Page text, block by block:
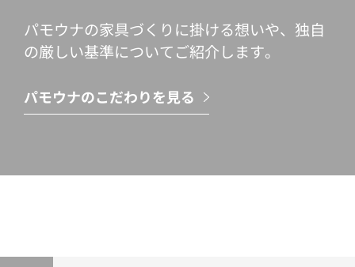
パモウナの家具づくりに掛ける想いや、独自
の厳しい基準についてご紹介します。
パモウナのこだわりを見る